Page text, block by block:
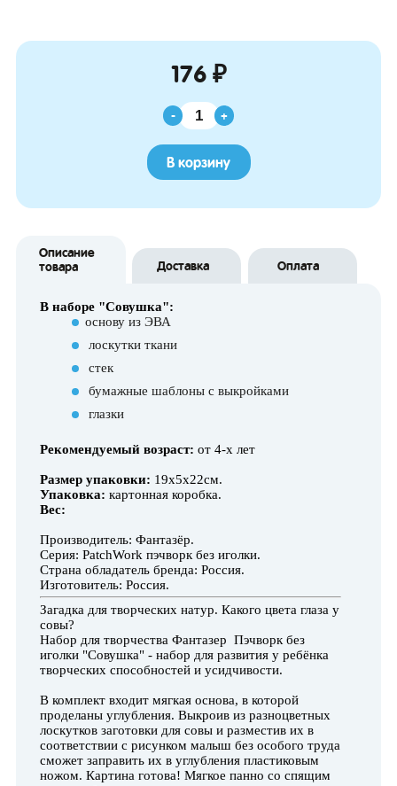
176 ₽
- +
В корзину
Описание
товара
Доставка Оплата
В наборе "Совушка":
основу из ЭВА
лоскутки ткани
стек
бумажные шаблоны с выкройками
глазки
Рекомендуемый возраст: от 4-х лет
Размер упаковки: 19х5х22см.
Упаковка: картонная коробка.
Вес:
Производитель: Фантазёр.
Серия: PatchWork пэчворк без иголки.
Страна обладатель бренда: Россия.
Изготовитель: Россия.
Загадка для творческих натур. Какого цвета глаза у
совы?
Набор для творчества Фантазер Пэчворк без
иголки "Совушка" - набор для развития у ребёнка
творческих способностей и усидчивости.
В комплект входит мягкая основа, в которой
проделаны углубления. Выкроив из разноцветных
лоскутков заготовки для совы и разместив их в
соответствии с рисунком малыш без особого труда
сможет заправить их в углубления пластиковым
ножом. Картина готова! Мягкое панно со спящим